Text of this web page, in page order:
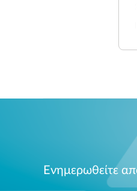
Ενημερωθείτε